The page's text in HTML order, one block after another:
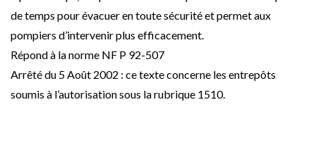
de temps pour évacuer en toute sécurité et permet aux
pompiers d’intervenir plus efficacement.
Répond à la norme NF P 92-507
Arrêté du 5 Août 2002 : ce texte concerne les entrepôts
soumis à l’autorisation sous la rubrique 1510.